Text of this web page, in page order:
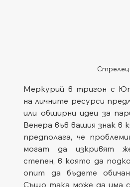
Стрелец
Меркурий в тригон с
на личните ресурси
или обширни идеи за
Венера във вашия знак в
предполага, че
могат да изкривят
степен, в която да
опит да бъдете
Също така може да има